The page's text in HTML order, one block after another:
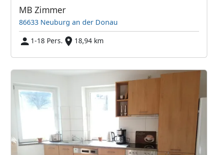
MB Zimmer
86633 Neuburg an der Donau
1-18 Pers.
18,94 km